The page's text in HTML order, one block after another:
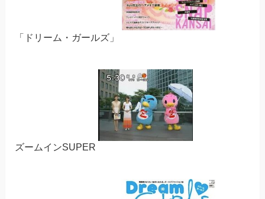
「ドリーム・ガールズ」
ズームインSUPER